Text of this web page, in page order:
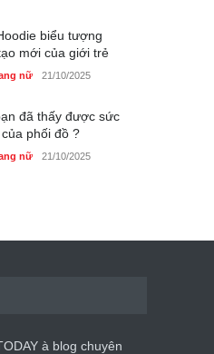
biểu tượng
mới của giới trẻ
nữ 21/10/2025
đã thấy được sức
phối đồ ?
nữ 21/10/2025
hiệu ‘ xịn sò’ của nữ
à blog chuyên